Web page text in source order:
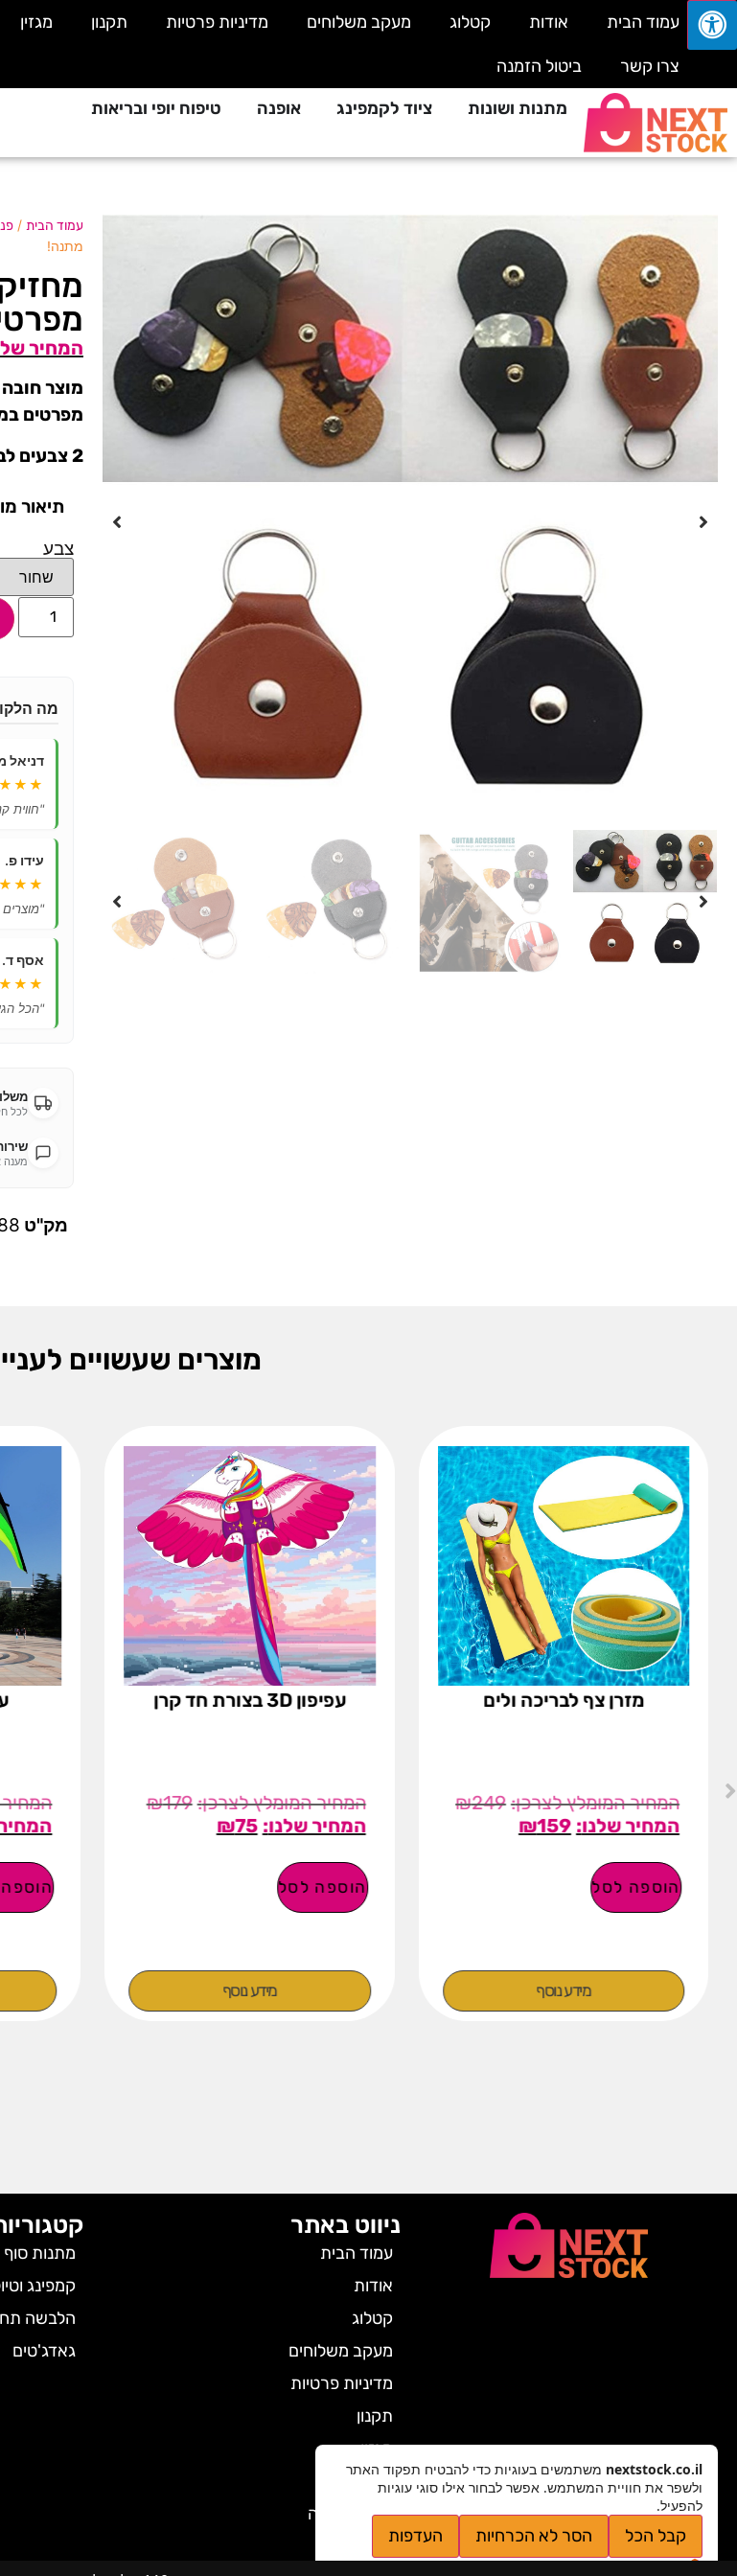
עמוד הבית אודות קטלוג מעקב משלוחים מדיניות פרטיות תקנון מגזין
צרו קשר
ביטול הזמנה
מתנות ושונות
ציוד לקמפינג אופנה טיפוח יופי ובריאות
עמוד הבית /
מתנה!
מפרטים
2 צבעים לבחירה – שחור או חום
תיאור
צבע
מה
דניאל
"חווית
עידו פ.
אסף ד.
"הכל
לכל
מענה
מק"ט
מוצרים שעשויים
מזרן צף לבריכה ולים
₪249
₪159
הוספה לסל
מידע נוסף
עפיפון 3D בצורת חד קרן
₪179
₪75
הוספה לסל
מידע נוסף
ניווט באתר
עמוד הבית
אודות
קטלוג
מעקב משלוחים
מדיניות פרטיות
תקנון
מגזין
צרו קשר
ביטול הזמנה
מתנות
קמפינג
הלבשה
גאדג'טים
nextstock.co.il משתמשים בעוגיות כדי להבטיח תפקוד האתר
ולשפר את חוויית המשתמש. אפשר לבחור אילו סוגי עוגיות
להפעיל.
קבל הכל הסר לא הכרחיות העדפות